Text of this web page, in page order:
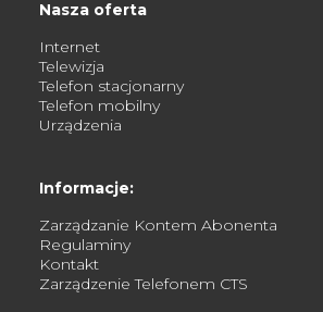
Nasza oferta
Internet
Telewizja
Telefon stacjonarny
Telefon mobilny
Urządzenia
Informacje:
Zarządzanie Kontem Abonenta
Regulaminy
Kontakt
Zarządzenie Telefonem CTS